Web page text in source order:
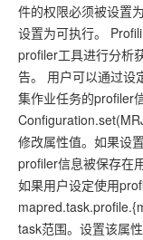
件的权限必须被设置
设置为可执行。
profiler工具进行分析
告。 用户可以通过设
集作业任务的profiler
修改属性值。如果设
profiler信息被保存在
如果用户设定使用
task范围。设置该属